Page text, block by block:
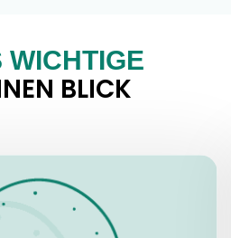
WICHTIGE
BLICK